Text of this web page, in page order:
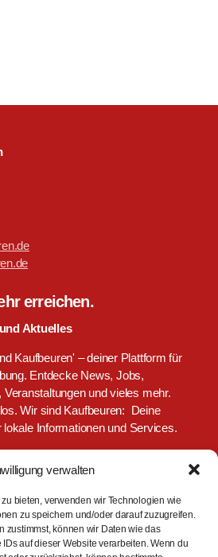
verwalten
bieten, verwenden wir Technologien wie
zu speichern und/oder darauf zuzugreifen.
zustimmst, können wir Daten wie das
auf dieser Website verarbeiten. Wenn du
erreichen.
Aktuelles
Kaufbeuren' – deiner Plattform für
Entdecke News, Jobs,
und vieles mehr.
Wir sind Kaufbeuren: Deine
lokale Informationen und Services.